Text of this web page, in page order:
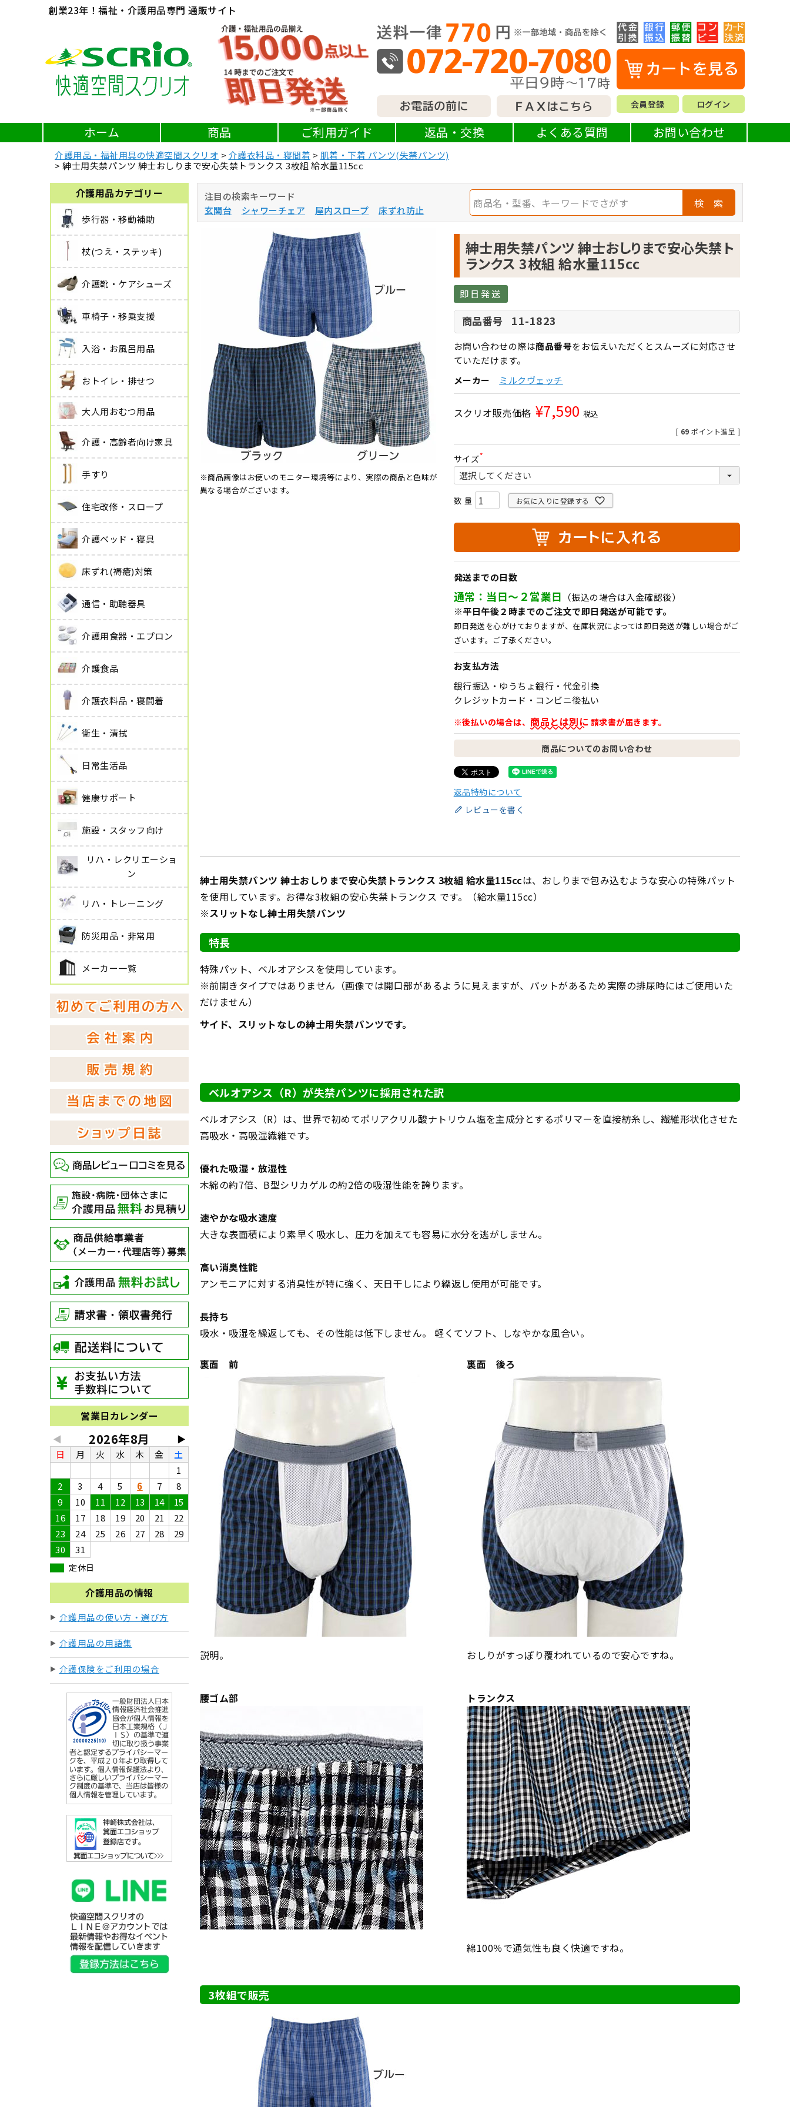
創業23年！福祉・介護用品専門 通販サイト
会員登録 ログイン
ホーム 商品 ご利用ガイド 返品・交換 よくある質問 お問い合わせ
介護用品・福祉用具の快適空間スクリオ 介護衣料品・寝間着
肌着・下着 パンツ(失禁パンツ)
紳士用失禁パンツ 紳士おしりまで安心失禁トランクス 3枚組 給水量115cc
介護用品カテゴリー
歩行器・移動補助
杖(つえ・ステッキ)
介護靴・ケアシューズ
車椅子・移乗支援
入浴・お風呂用品
おトイレ・排せつ
大人用おむつ用品
介護・高齢者向け家具
手すり
住宅改修・スロープ
介護ベッド・寝具
床ずれ(褥瘡)対策
通信・助聴器具
介護用食器・エプロン
介護食品
介護衣料品・寝間着
衛生・清拭
日常生活品
健康サポート
施設・スタッフ向け
リハ・レクリエーショ
ン
リハ・トレーニング
防災用品・非常用
メーカー一覧
営業日カレンダー
◀ ▶
2026年8月
日 月 火 水 木 金
土
1
2
3 4 5 6 7
8
9
10 11 12 13 14
15
16
17 18 19 20 21
22
23
24 25 26 27 28
29
30
31
定休日
介護用品の情報
介護用品の使い方・選び方
介護用品の用語集
介護保険をご利用の場合
注目の検索キーワード
玄関台
シャワーチェア 屋内スロープ 床ずれ防止
検 索
※商品画像はお使いのモニター環境等により、実際の商品と色味が
異なる場合がございます。
紳士用失禁パンツ 紳士おしりまで安心失禁ト
ランクス 3枚組 給水量115cc
即日発送
商品番号 11-1823
お問い合わせの際は商品番号をお伝えいただくとスムーズに対応させ
ていただけます。
メーカー
ミルクヴェッチ
スクリオ販売価格 ¥7,590 税込
[ 69 ポイント進呈 ]
サイズ
(
必
須
)
お気に入りに登録する
発送までの日数
通常：当日～２営業日
（振込の場合は入金確認後）
※平日午後２時までのご注文で即日発送が可能です。
即日発送を心がけておりますが、在庫状況によっては即日発送が難しい場合がご
ざいます。ご了承ください。
お支払方法
銀行振込・ゆうちょ銀行・代金引換
クレジットカード・コンビニ後払い
※後払いの場合は、 商品とは別に 請求書が届きます。
商品についてのお問い合わせ
返品特約について
レビューを書く
紳士用失禁パンツ 紳士おしりまで安心失禁トランクス 3枚組 給水量115ccは、おしりまで包み込むような安心の特殊パット
を使用しています。お得な3枚組の安心失禁トランクス です。（給水量115cc）
※スリットなし紳士用失禁パンツ
特長
特殊パット、ベルオアシスを使用しています。
※前開きタイプではありません（画像では開口部があるように見えますが、パットがあるため実際の排尿時にはご使用いた
だけません）
サイド、スリットなしの紳士用失禁パンツです。
ベルオアシス（R）が失禁パンツに採用された訳
ベルオアシス（R）は、世界で初めてポリアクリル酸ナトリウム塩を主成分とするポリマーを直接紡糸し、繊維形状化させた
高吸水・高吸湿繊維です。
優れた吸湿・放湿性
木綿の約7倍、B型シリカゲルの約2倍の吸湿性能を誇ります。
速やかな吸水速度
大きな表面積により素早く吸水し、圧力を加えても容易に水分を逃がしません。
高い消臭性能
アンモニアに対する消臭性が特に強く、天日干しにより繰返し使用が可能です。
長持ち
吸水・吸湿を繰返しても、その性能は低下しません。 軽くてソフト、しなやかな風合い。
裏面 前
説明。
裏面 後ろ
おしりがすっぽり覆われているので安心ですね。
腰ゴム部 トランクス
綿100％で通気性も良く快適ですね。
3枚組で販売